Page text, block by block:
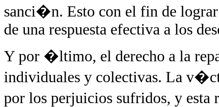
sanci�n. Esto con el fin de
de una respuesta efectiva a los
Y por �ltimo, el derecho a la
individuales y colectivas. La
por los perjuicios sufridos, y